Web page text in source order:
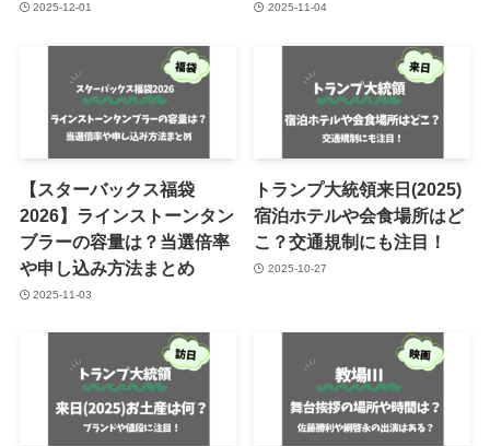
2025-12-01 2025-11-04
【スターバックス福袋
2026】ラインストーンタン
ブラーの容量は？当選倍率
や申し込み方法まとめ
2025-11-03
トランプ大統領来日(2025)
宿泊ホテルや会食場所はど
こ？交通規制にも注目！
2025-10-27